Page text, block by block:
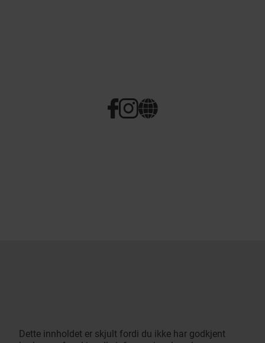
Dette innholdet er skjult fordi du ikke har godkjent